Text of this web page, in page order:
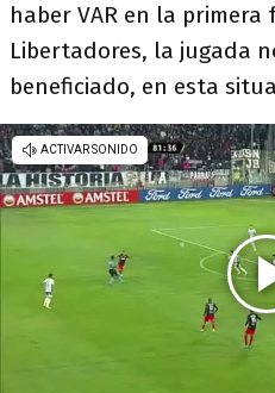
haber VAR en la primera
Libertadores, la jugada
beneficiado, en esta